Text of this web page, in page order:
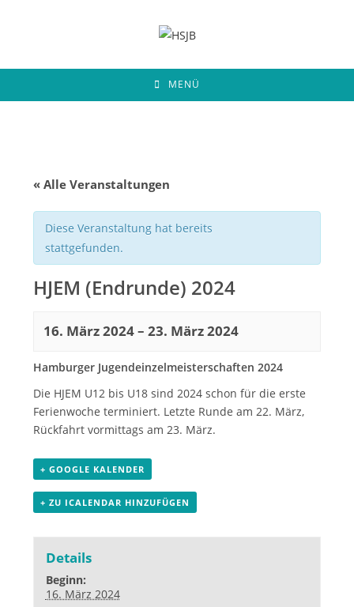
MENÜ
« Alle Veranstaltungen
Diese Veranstaltung hat bereits
stattgefunden.
HJEM (Endrunde) 2024
16. März 2024–23. März 2024
Hamburger Jugendeinzelmeisterschaften 2024
Die HJEM U12 bis U18 sind 2024 schon für die erste
Ferienwoche terminiert. Letzte Runde am 22. März,
Rückfahrt vormittags am 23. März.
+ GOOGLE KALENDER
+ ZU ICALENDAR HINZUFÜGEN
Details
Beginn:
16. März 2024